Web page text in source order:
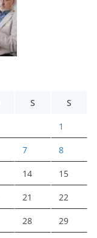
S S
1
7 8
14 15
21 22
28 29